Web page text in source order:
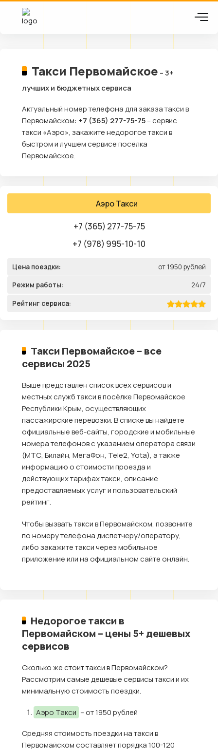
Такси Первомайское – 3+
лучших и бюджетных сервиса
Актуальный номер телефона для заказа такси в
Первомайском: +7 (365) 277-75-75– сервис
такси «Аэро», закажите недорогое такси в
быстром и лучшем сервисе посёлка
Первомайское.
Аэро Такси
+7 (365) 277-75-75
+7 (978) 995-10-10
Цена поездки: от 1950 рублей
Режим работы: 24/7
Рейтинг сервиса:
Такси Первомайское – все
сервисы 2025
Выше представлен список всех сервисов и
местных служб такси в посёлке Первомайское
Республики Крым, осуществляющих
пассажирские перевозки. В списке вы найдете
официальные веб-сайты, городские и мобильные
номера телефонов с указанием оператора связи
(МТС, Билайн, МегаФон, Tele2, Yota), а также
информацию о стоимости проезда и
действующих тарифах такси, описание
предоставляемых услуг и пользовательский
рейтинг.
Чтобы вызвать такси в Первомайском, позвоните
по номеру телефона диспетчеру/оператору,
либо закажите такси через мобильное
приложение или на официальном сайте онлайн.
Недорогое такси в
Первомайском – цены 5+ дешевых
сервисов
Сколько же стоит такси в Первомайском?
Рассмотрим самые дешевые сервисы такси и их
минимальную стоимость поездки.
Аэро Такси – от 1950 рублей
Средняя стоимость поездки на такси в
Первомайском составляет порядка 100-120